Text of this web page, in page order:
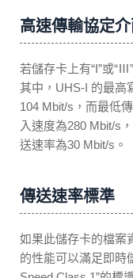
高速傳輸協定
若儲存卡上有“I”或
其中，UHS-I 的最高
104 Mbit/s，而最低
入速度為280 Mbit/s
送速率為30 Mbit/s。
傳送速率標準
如果此儲存卡的檔案
的性能可以滿足即時